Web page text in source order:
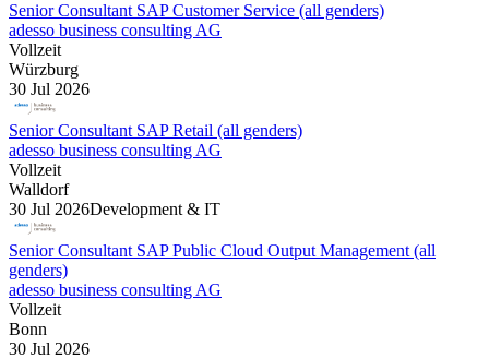
Senior Consultant SAP Customer Service (all genders)
adesso business consulting AG
Vollzeit
Würzburg
30 Jul 2026
Senior Consultant SAP Retail (all genders)
adesso business consulting AG
Vollzeit
Walldorf
30 Jul 2026Development & IT
Senior Consultant SAP Public Cloud Output Management (all
genders)
adesso business consulting AG
Vollzeit
Bonn
30 Jul 2026